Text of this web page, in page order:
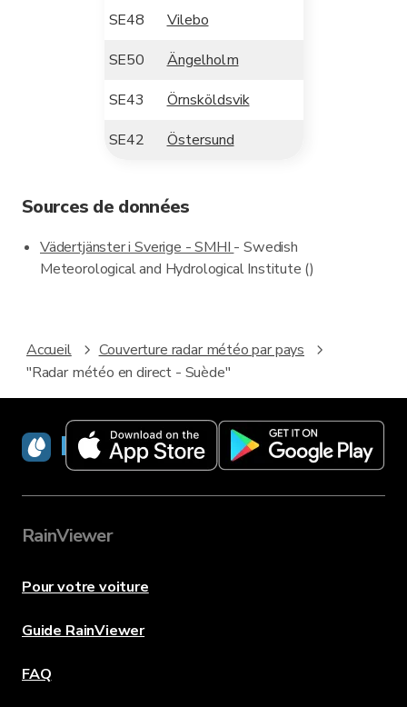
SE48
Vilebo
SE50
Ängelholm
SE43
Örnsköldsvik
SE42
Östersund
Sources de données
Vädertjänster i Sverige - SMHI - Swedish
Meteorological and Hydrological Institute ()
Accueil
Couverture radar météo par pays
"Radar météo en direct - Suède"
RainViewer
RainViewer
Pour votre voiture
Guide RainViewer
FAQ